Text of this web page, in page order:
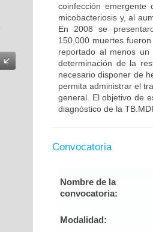
coinfección
micobacteriosis y, al
En 2008 se
150,000 muertes
reportado al menos un
determinación de la
necesario disponer de
permita administrar el
general. El objetivo de
diagnóstico de la
Convocatoria
Nombre de la
convocatoria:
Modalidad: